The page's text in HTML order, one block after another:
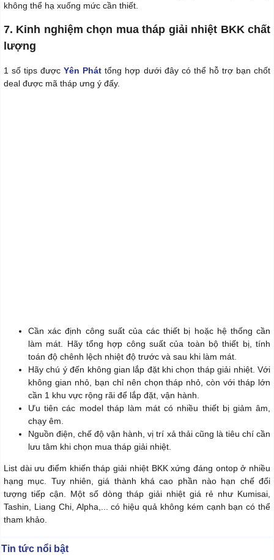
không thể hạ xuống mức cần thiết.
7. Kinh nghiệm chọn mua tháp giải nhiệt BKK chất
lượng
1 số tips đượcYên Pháttổng hợp dưới đây có thể hỗ trợ bạn chốt
deal được mã tháp ưng ý đấy.
Cần xác định công suất của các thiết bị hoặc hệ thống cần
làm mát. Hãy tổng hợp công suất của toàn bộ thiết bị, tính
toán độ chênh lệch nhiệt độ trước và sau khi làm mát.
Hãy chú ý đến không gian lắp đặt khi chọn tháp giải nhiệt. Với
không gian nhỏ, bạn chỉ nên chọn tháp nhỏ, còn với tháp lớn
cần 1 khu vực rộng rãi để lắp đặt, vận hành.
Ưu tiên các model tháp làm mát có nhiều thiết bị giảm âm,
chạy êm.
Nguồn điện, chế độ vận hành, vị trí xả thải cũng là tiêu chí cần
lưu tâm khi chọn mua tháp giải nhiệt.
List dài ưu điểm khiến tháp giải nhiệt BKK xứng đáng ontop ở nhiều
hạng mục. Tuy nhiên, giá thành khá cao phần nào hạn chế đối
tượng tiếp cận. Một số dòng tháp giải nhiệt giá rẻ như Kumisai,
Tashin, Liang Chi, Alpha,... có hiệu quả không kém cạnh bạn có thể
tham khảo.
Tin tức nổi bật